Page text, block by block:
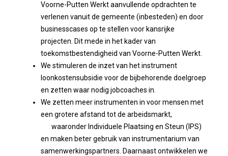
Voorne-Putten Werkt aanvullende opdrachten te
verlenen vanuit de gemeente (inbesteden) en door
businesscases op te stellen voor kansrijke
projecten. Dit mede in het kader van
toekomstbestendigheid van Voorne-Putten Werkt.
We stimuleren de inzet van het instrument
loonkostensubsidie voor de bijbehorende doelgroep
en zetten waar nodig jobcoaches in.
We zetten meer instrumenten in voor mensen met
een grotere afstand tot de arbeidsmarkt,
waaronder Individuele Plaatsing en Steun (IPS)
en maken beter gebruik van instrumentarium van
samenwerkingspartners. Daarnaast ontwikkelen we